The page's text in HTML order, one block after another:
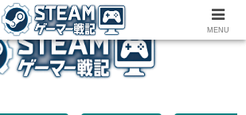
ゲーム関連雑記ブログ
MENU